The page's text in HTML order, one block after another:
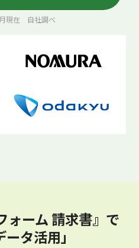
現在 自社調べ
ォーム 請求書』で
タ活用」